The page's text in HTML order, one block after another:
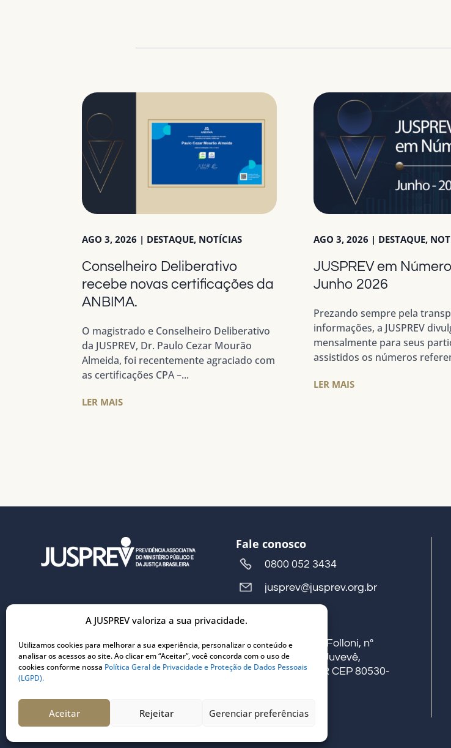
A JUSPREV valoriza a sua privacidade.
Utilizamos cookies para melhorar a sua experiência, personalizar o conteúdo e
analisar os acessos ao site. Ao clicar em “Aceitar”, você concorda com o uso de
cookies conforme nossa Política Geral de Privacidade e Proteção de Dados Pessoais
(LGPD).
Aceitar Rejeitar Gerenciar preferências
Conselheiro Deliberativo
recebe novas certificações da
ANBIMA.
AGO 3, 2026 | DESTAQUE, NOTÍCIAS
O magistrado e Conselheiro Deliberativo
da JUSPREV, Dr. Paulo Cezar Mourão
Almeida, foi recentemente agraciado com
as certificações CPA –...
LER MAIS
JUSPREV em
Junho 2026
AGO 3, 2026 | DESTAQUE,
Prezando sempre pela
informações, a JUSPREV
mensalmente para seus
assistidos os números
LER MAIS
Fale conosco
0800 052 3434
jusprev@jusprev.org.br
Endereço
Rua Alberto Folloni, nº
541, Térreo, Juvevê,
Curitiba – PR CEP 80530-